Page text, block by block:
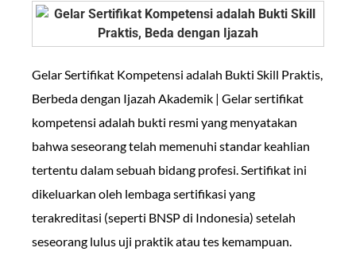
Gelar Sertifikat Kompetensi adalah Bukti Skill Praktis,
Berbeda dengan Ijazah Akademik | Gelar sertifikat
kompetensi adalah bukti resmi yang menyatakan
bahwa seseorang telah memenuhi standar keahlian
tertentu dalam sebuah bidang profesi. Sertifikat ini
dikeluarkan oleh lembaga sertifikasi yang
terakreditasi (seperti BNSP di Indonesia) setelah
seseorang lulus uji praktik atau tes kemampuan.